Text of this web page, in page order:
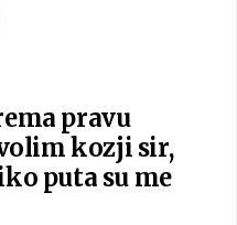
pravu
volim kozji sir,
puta su me